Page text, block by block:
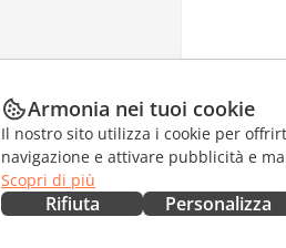
Armonia nei tuoi cookie
Il nostro sito utilizza i cookie per
navigazione e attivare pubblicità e
Scopri di più
Rifiuta Personalizza